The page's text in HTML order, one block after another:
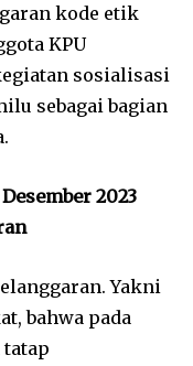
kode etik
KPU
sosialisasi
sebagai bagian
2023
Yakni
bahwa pada